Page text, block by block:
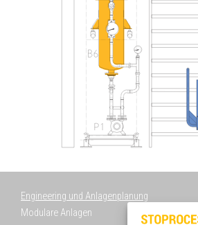
Engineering und Anlagenplanung
Modulare Anlagen